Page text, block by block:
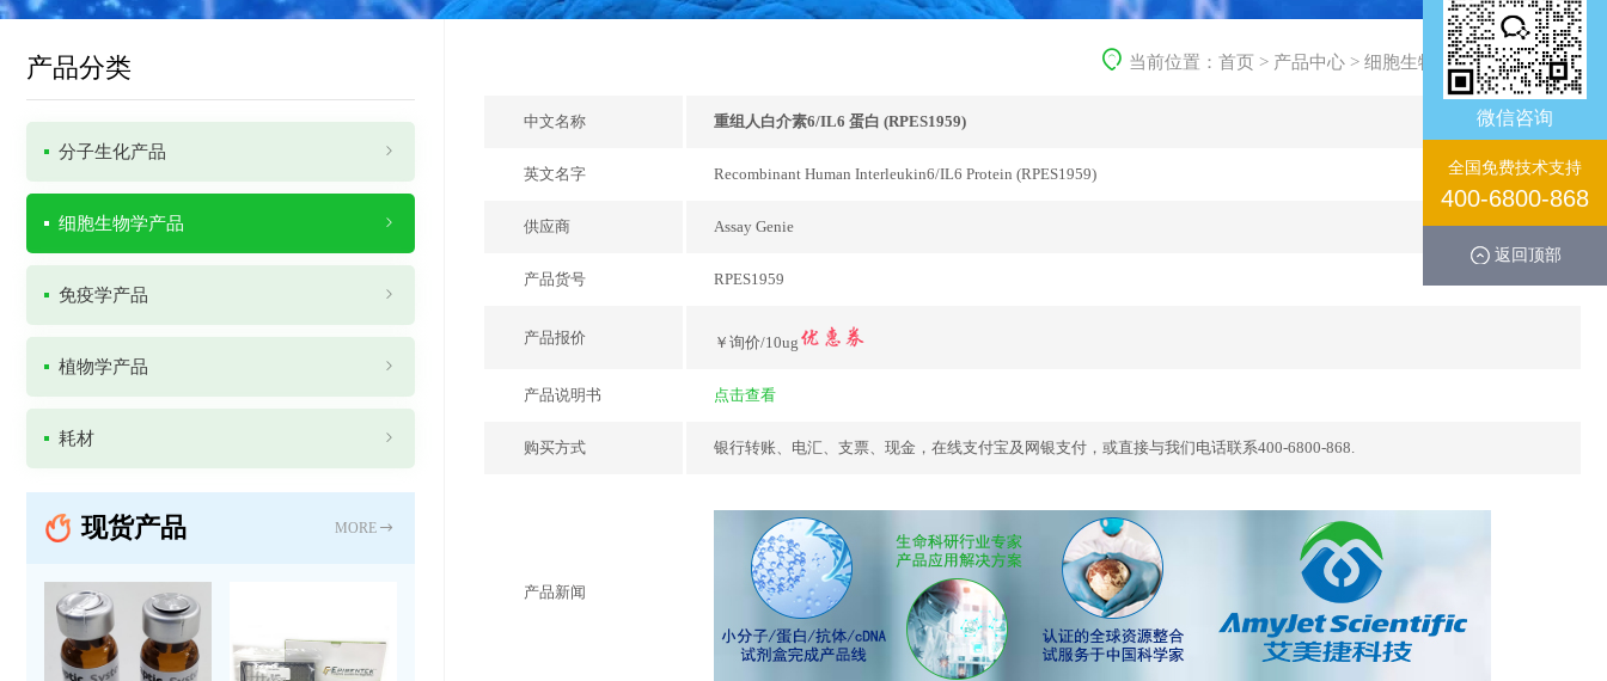
当前位置： 首页 > 产品中心 > 细胞生物学产品>重组蛋白
中文名称 重组人白介素6/IL6 蛋白 (RPES1959)
英文名字 Recombinant Human Interleukin6/IL6 Protein (RPES1959)
供应商 Assay Genie
产品货号 RPES1959
产品报价 ￥询价/10ug
产品说明书 点击查看
购买方式 银行转账、电汇、支票、现金，在线支付宝及网银支付，或直接与我们电话联系400-6800-868.
产品新闻
产品分类
分子生化产品
细胞生物学产品
免疫学产品
植物学产品
耗材
现货产品 MORE
微信咨询
全国免费技术支持
400-6800-868
返回顶部